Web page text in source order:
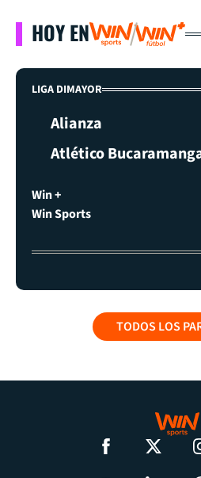
HOY EN
LIGA DIMAYOR
Alianza
Atlético
Win +
Win Sports
TODOS LOS